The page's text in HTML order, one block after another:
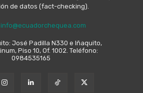
de datos (fact-checking).
info@ecuadorchequea.com
José Padilla N330 e Iñaquito,
Piso 10, Of. 1002. Teléfono:
0984535165